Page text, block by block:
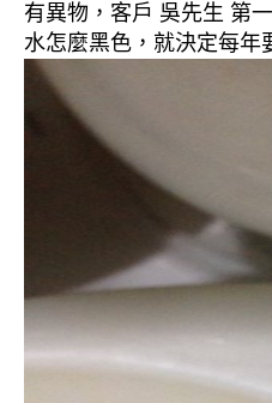
有異物，客戶 吳先生 第
水怎麼黑色，就決定每年